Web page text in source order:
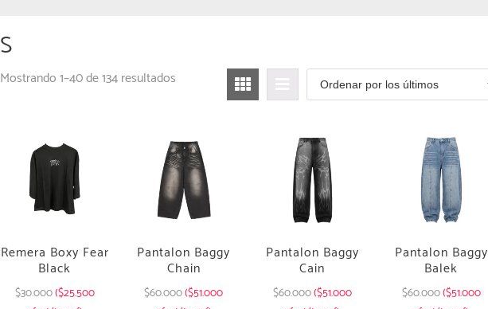
S
Mostrando 1–40 de 134 resultados
Remera Boxy Fear
Black
$30.000($25.500
Pantalon Baggy
Chain
$60.000($51.000
Pantalon Baggy
Cain
$60.000($51.000
Pantalon Baggy
Balek
$60.000($51.000